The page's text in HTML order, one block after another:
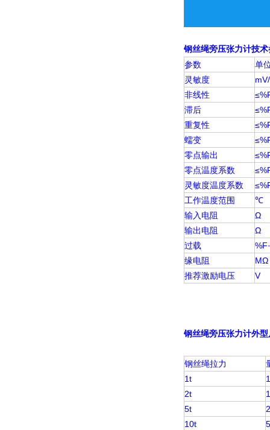
钢丝绳旁压张力计技术
参数
单
灵敏度
非线性
滞后
重复性
蠕变
零点输出
零点温度系数
灵敏度温度系数
工作温度范围
℃
输入电阻
Ω
输出电阻
Ω
过载
缘电阻
MΩ
推荐激励电压
V
钢丝绳旁压张力计外型
钢丝绳拉力
1t
2t
5t
10t